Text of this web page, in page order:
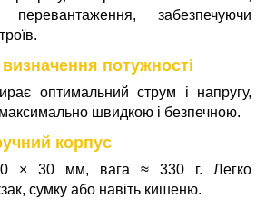
забезпечуючи
визначення потужності
оптимальний струм і напругу,
швидкою і безпечною.
корпус
× 30 мм, вага ≈ 330 г. Легко
сумку або навіть кишеню.